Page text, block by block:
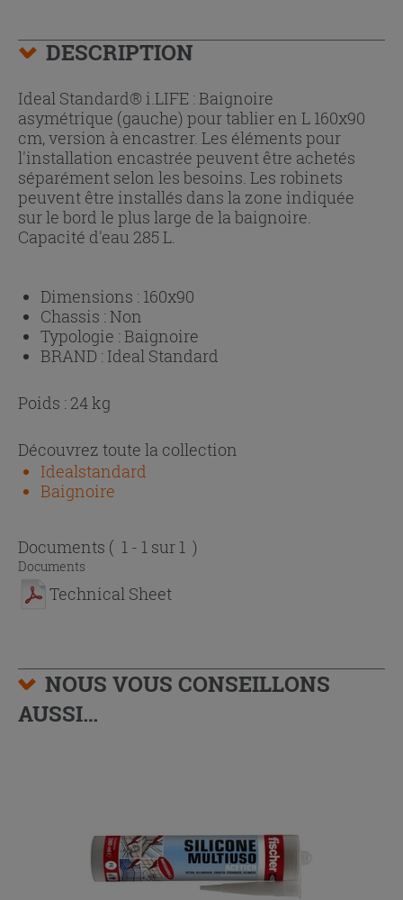
DESCRIPTION
Ideal Standard® i.LIFE : Baignoire
asymétrique (gauche) pour tablier en L 160x90
cm, version à encastrer. Les éléments pour
l'installation encastrée peuvent être achetés
séparément selon les besoins. Les robinets
peuvent être installés dans la zone indiquée
sur le bord le plus large de la baignoire.
Capacité d'eau 285 L.
Dimensions : 160x90
Chassis :Non
Typologie :Baignoire
BRAND : Ideal Standard
Poids : 24 kg
Découvrez toute la collection
Idealstandard
Baignoire
Documents ( 1 - 1 sur 1 )
Documents
Technical Sheet
NOUS VOUS CONSEILLONS
AUSSI…